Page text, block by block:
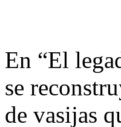
En “El
se
de vasijas